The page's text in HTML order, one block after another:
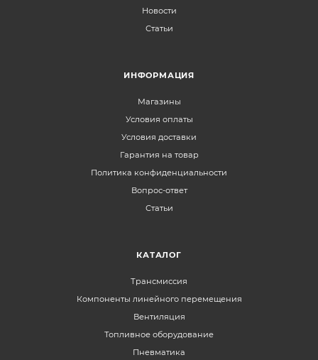
Новости
Статьи
ИНФОРМАЦИЯ
Магазины
Условия оплаты
Условия доставки
Гарантия на товар
Политика конфиденциальности
Вопрос-ответ
Статьи
КАТАЛОГ
Трансмиссия
Компоненты линейного перемещения
Вентиляция
Топливное оборудование
Пневматика